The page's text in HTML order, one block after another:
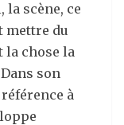
la scène, ce
mettre du
la chose la
son
à